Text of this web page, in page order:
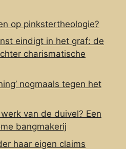
op pinkstertheologie?
eindigt in het graf: de
charismatische
nogmaals tegen het
van de duivel? Een
bangmakerij
haar eigen claims